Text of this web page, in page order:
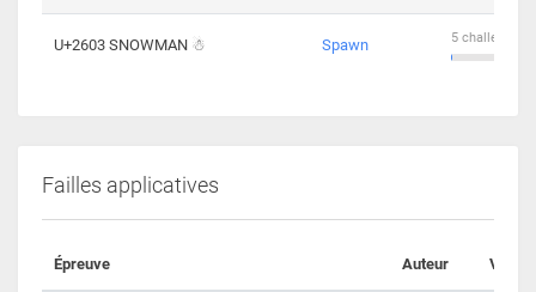
U+2603 SNOWMAN ☃ Spawn 5 challengers
Failles applicatives
Épreuve Auteur